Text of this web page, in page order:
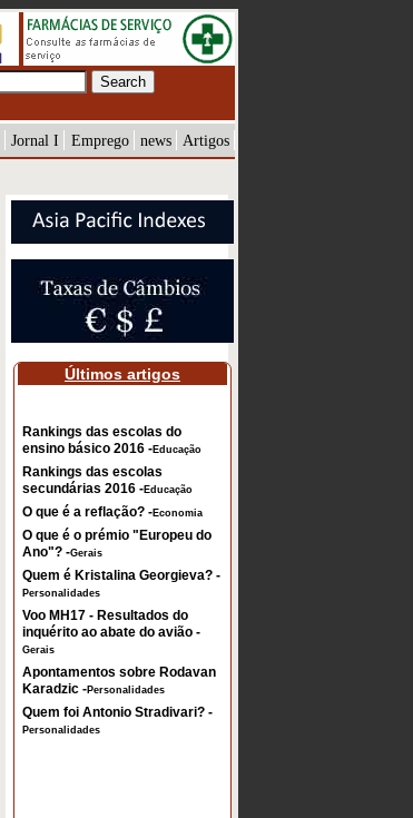
Jornal I Emprego news Artigos
Últimos artigos
Rankings das escolas do
ensino básico 2016 - Educação
Rankings das escolas
secundárias 2016 - Educação
O que é a reflação? - Economia
O que é o prémio "Europeu do
Ano"? -Gerais
Quem é Kristalina Georgieva? -
Personalidades
Voo MH17 - Resultados do
inquérito ao abate do avião -
Gerais
Apontamentos sobre Rodavan
Karadzic - Personalidades
Quem foi Antonio Stradivari? -
Personalidades